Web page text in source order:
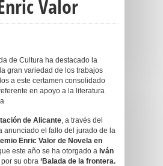
Valor
de Cultura ha destacado la
gran variedad de los trabajos
a este certamen consolidado
en apoyo a la literatura
de Alicante, a través del
anunciado el fallo del jurado de la
Enric Valor de Novela en
este año se ha otorgado a Iván
por su obra ‘Balada de la frontera.